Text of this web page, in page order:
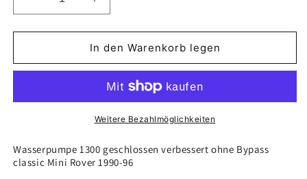
Verringere
die
Menge
Wasserpumpe
verbessert
classic
Mini
Erhöhe
die
Menge
für
Wasserpumpe
geschlossen
verbessert
ohne
classic
Mini
In den Warenkorb legen
Weitere Bezahlmöglichkeiten
Wasserpumpe 1300 geschlossen verbessert ohne Bypass
classic Mini Rover 1990-96